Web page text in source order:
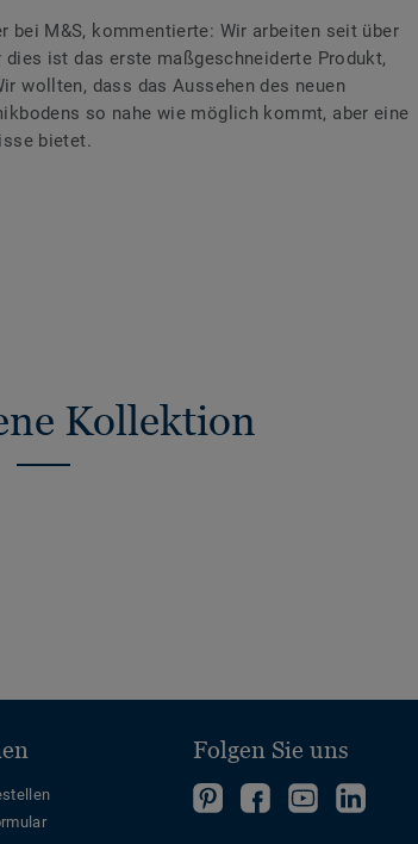
bei M&S, kommentierte: Wir arbeiten seit über
ist das erste maßgeschneiderte Produkt,
wollten, dass das Aussehen des neuen
so nahe wie möglich kommt, aber eine
bietet.
Kollektion
Folgen Sie uns
Folgen Folgen FolgeFolgen